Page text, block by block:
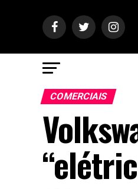
COMERCIAIS